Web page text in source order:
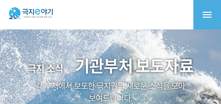
극지 소식 기관부처 보도자료
각 부처에서 보도한 극지권의 새로운 소식을 모아
보여드립니다.